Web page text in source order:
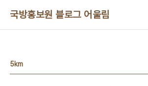
국방홍보원 블로그 어울림
5km